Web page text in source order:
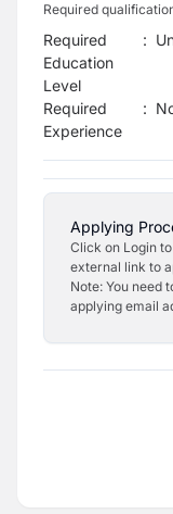
Required
Required
Education
Level
:
Required
Experience
:
Applying
Click on Login
external link to
Note: You need
applying email